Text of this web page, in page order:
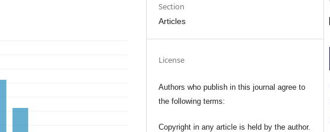
Section
Articles
License
Authors who publish in this journal agree to
the following terms:
Copyright in any article is held by the author.